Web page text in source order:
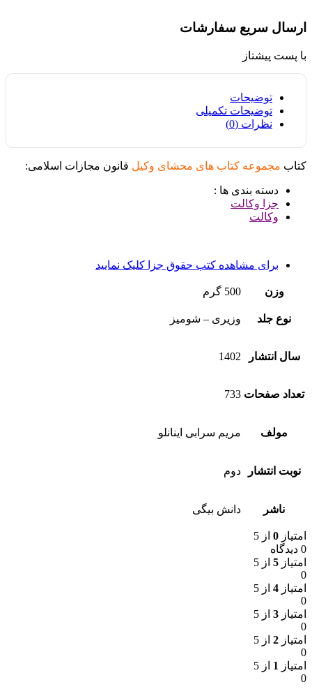
ارسال سریع سفارشات
با پست پیشتاز
توضیحات
توضیحات تکمیلی
نظرات (0)
کتاب مجموعه کتاب های محشای وکیل قانون مجازات اسلامی:
دسته بندی ها :
جزا وکالت
وکالت
برای مشاهده کتب حقوق جزا کلیک نمایید
وزن 500 گرم
نوع جلد وزیری – شومیز
سال انتشار 1402
تعداد صفحات 733
مولف مریم سرابی اینانلو
نوبت انتشار دوم
ناشر دانش بیگی
امتیاز 0 از 5
0 دیدگاه
امتیاز 5 از 5
0
امتیاز 4 از 5
0
امتیاز 3 از 5
0
امتیاز 2 از 5
0
امتیاز 1 از 5
0